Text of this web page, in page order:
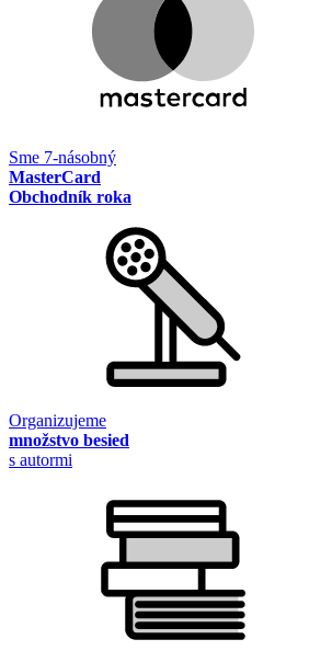
Sme 7-násobný
MasterCard
Obchodník roka
Organizujeme
množstvo besied
s autormi